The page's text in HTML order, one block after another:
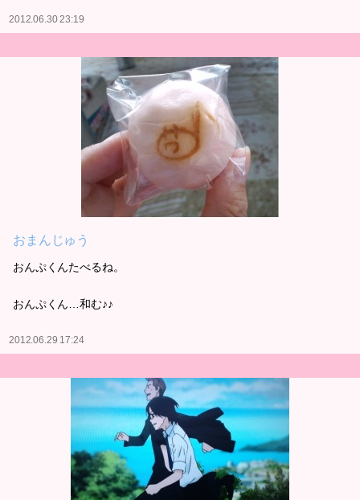
2012.06.30 23:19
おまんじゅう
おんぷくんたべるね。
おんぷくん…和む♪♪
2012.06.29 17:24